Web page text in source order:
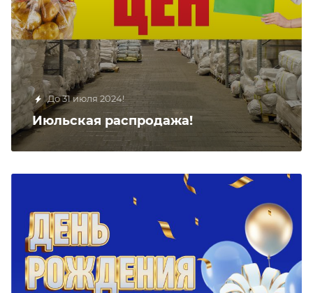
До 31 июля 2024!
Июльская распродажа!